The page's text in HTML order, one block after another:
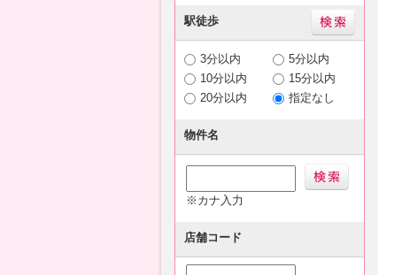
駅徒歩
3分以内
5分以内
10分以内
15分以内
20分以内
指定なし
物件名
※カナ入力
店舗コード